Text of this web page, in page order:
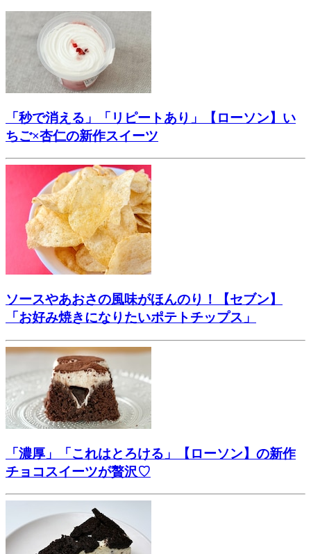
「秒で消える」「リピートあり」【ローソン】い
ちご×杏仁の新作スイーツ
ソースやあおさの風味がほんのり！【セブン】
「お好み焼きになりたいポテトチップス」
「濃厚」「これはとろける」【ローソン】の新作
チョコスイーツが贅沢♡